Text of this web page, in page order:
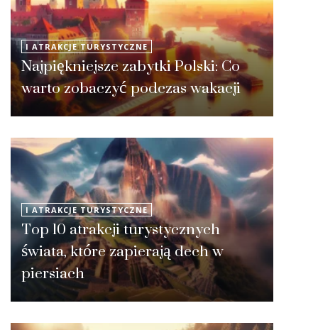
I ATRAKCJE TURYSTYCZNE
Najpiękniejsze zabytki Polski: Co
warto zobaczyć podczas wakacji
I ATRAKCJE TURYSTYCZNE
Top 10 atrakcji turystycznych
świata, które zapierają dech w
piersiach